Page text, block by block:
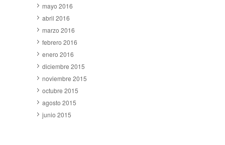
mayo 2016
abril 2016
marzo 2016
febrero 2016
enero 2016
diciembre 2015
noviembre 2015
octubre 2015
agosto 2015
junio 2015